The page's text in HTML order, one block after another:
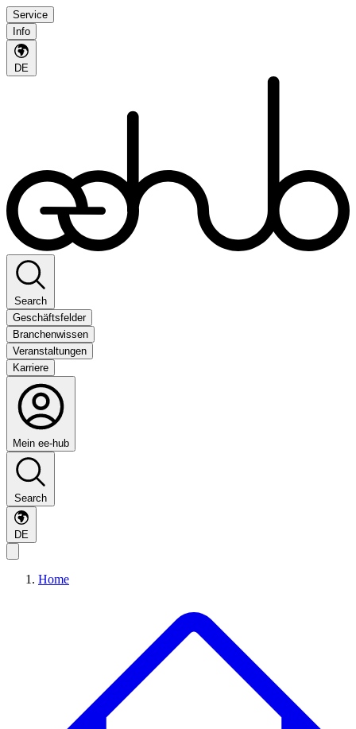
Service
Info
DE
Search
Geschäftsfelder
Branchenwissen
Veranstaltungen
Karriere
Mein ee-hub
Search
DE
Home